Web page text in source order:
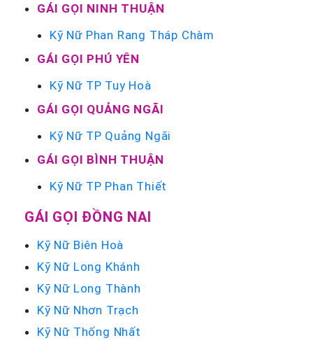
GÁI GỌI NINH THUẬN
Kỹ Nữ Phan Rang Tháp Chàm
GÁI GỌI PHÚ YÊN
Kỹ Nữ TP Tuy Hoà
GÁI GỌI QUẢNG NGÃI
Kỹ Nữ TP Quảng Ngãi
GÁI GỌI BÌNH THUẬN
Kỹ Nữ TP Phan Thiết
GÁI GỌI ĐỒNG NAI
Kỹ Nữ Biên Hoà
Kỹ Nữ Long Khánh
Kỹ Nữ Long Thành
Kỹ Nữ Nhơn Trạch
Kỹ Nữ Thống Nhất